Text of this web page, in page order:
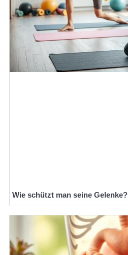
Wie schützt man seine Gelenke?